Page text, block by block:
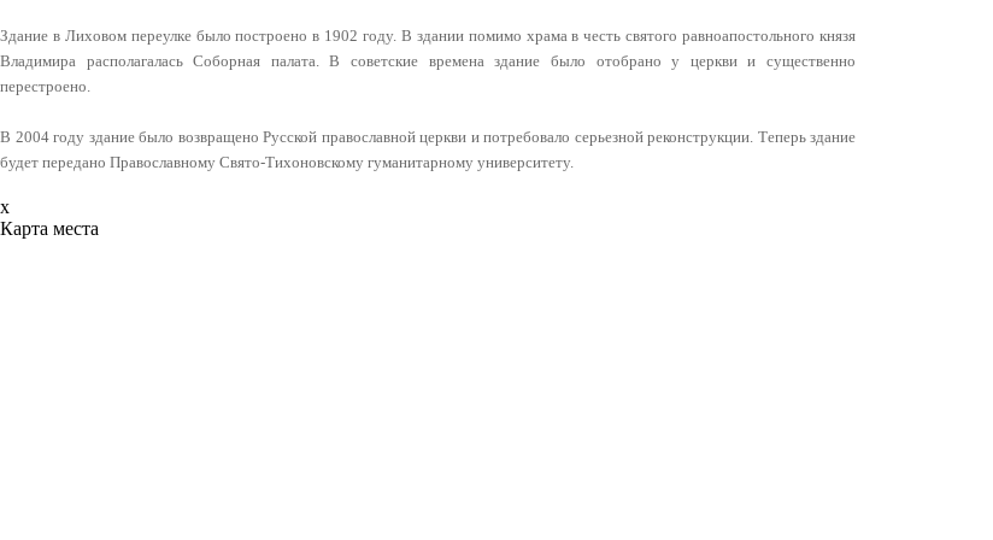
Здание в Лиховом переулке было построено в 1902 году. В здании помимо храма в честь святого равноапостольного князя
Владимира располагалась Соборная палата. В советские времена здание было отобрано у церкви и существенно
перестроено.
В 2004 году здание было возвращено Русской православной церкви и потребовало серьезной реконструкции. Теперь здание
будет передано Православному Свято-Тихоновскому гуманитарному университету.
x
Карта места